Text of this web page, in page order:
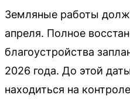
Земляные работы
апреля. Полное
благоустройства
2026 года. До этой
находиться на